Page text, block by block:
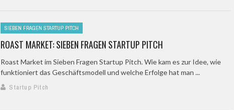
SIEBEN FRAGEN STARTUP PITCH
ROAST MARKET: SIEBEN FRAGEN STARTUP PITCH
Roast Market im Sieben Fragen Startup Pitch. Wie kam es zur Idee, wie
funktioniert das Geschäftsmodell und welche Erfolge hat man ...
Startup Pitch